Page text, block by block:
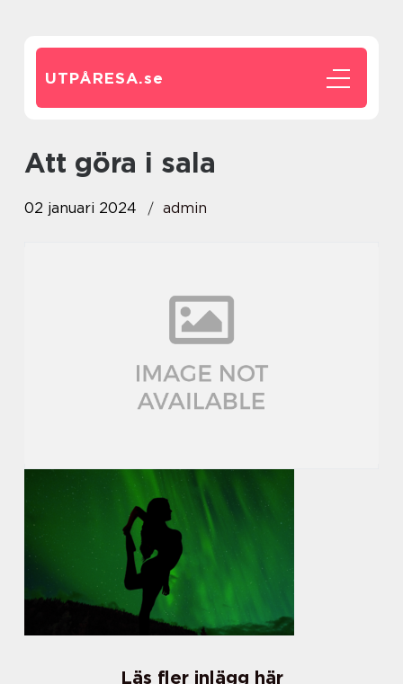
UTPÅRESA.se
att göra i sala
02 januari 2024 admin
Läs fler inlägg här